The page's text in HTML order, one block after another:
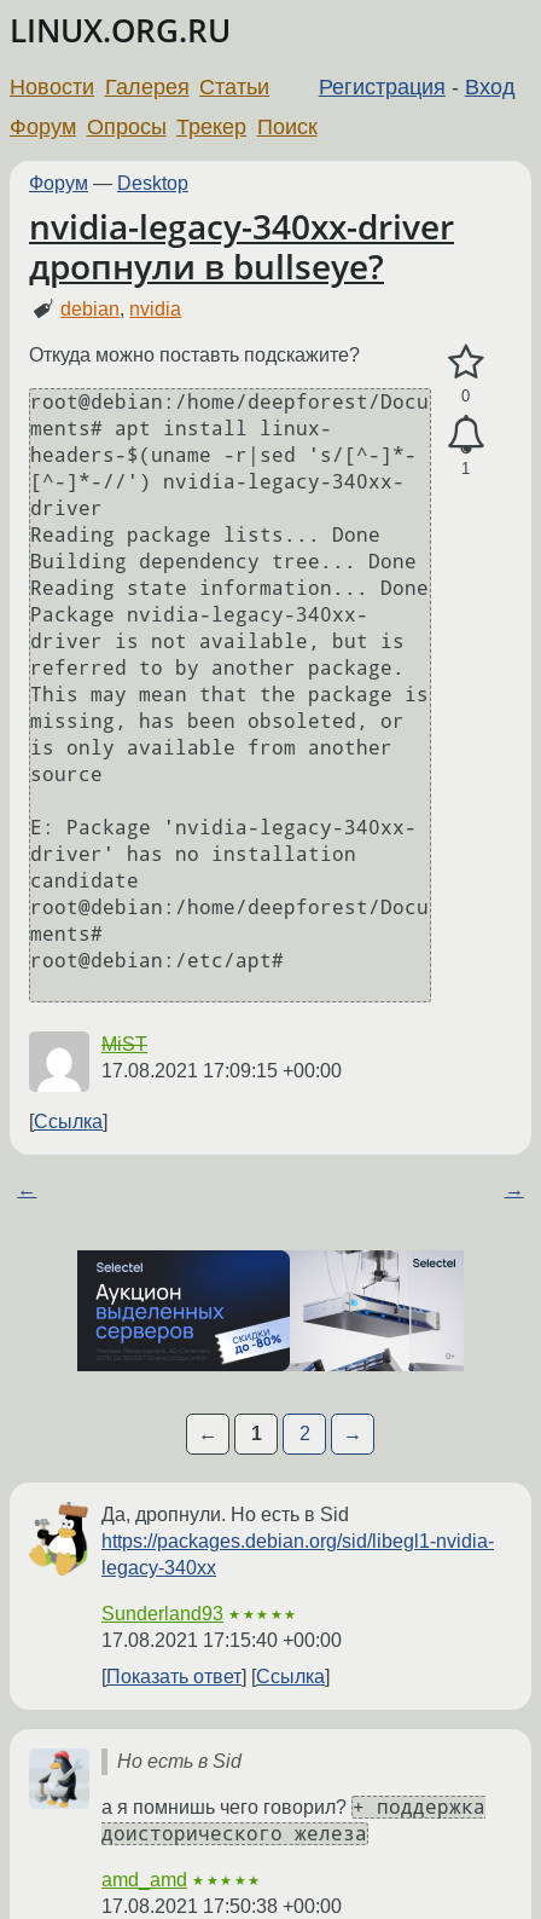
LINUX.ORG.RU
Регистрация - Вход
Новости Галерея Статьи
Форум Опросы Трекер Поиск
Форум — Desktop
nvidia-legacy-340xx-driver
дропнули в bullseye?
debian, nvidia
0
1
Откуда можно поставть подскажите?
root@debian:/home/deepforest/Docu
ments# apt install linux-
headers-$(uname -r|sed 's/[^-]*-
[^-]*-//') nvidia-legacy-340xx-
driver
Reading package lists... Done
Building dependency tree... Done
Reading state information... Done
Package nvidia-legacy-340xx-
driver is not available, but is
referred to by another package.
This may mean that the package is
missing, has been obsoleted, or
is only available from another
source
E: Package 'nvidia-legacy-340xx-
driver' has no installation
candidate
root@debian:/home/deepforest/Docu
ments#
root@debian:/etc/apt#
MiST
17.08.2021 17:09:15 +00:00
Ссылка
← →
← 1 2 →
Да, дропнули. Но есть в Sid
https://packages.debian.org/sid/libegl1-nvidia-
legacy-340xx
Sunderland93 ★★★★★
17.08.2021 17:15:40 +00:00
Показать ответ
Ссылка
Но есть в Sid
а я помнишь чего говорил? + поддержка
доисторического железа
amd_amd ★★★★★
17.08.2021 17:50:38 +00:00